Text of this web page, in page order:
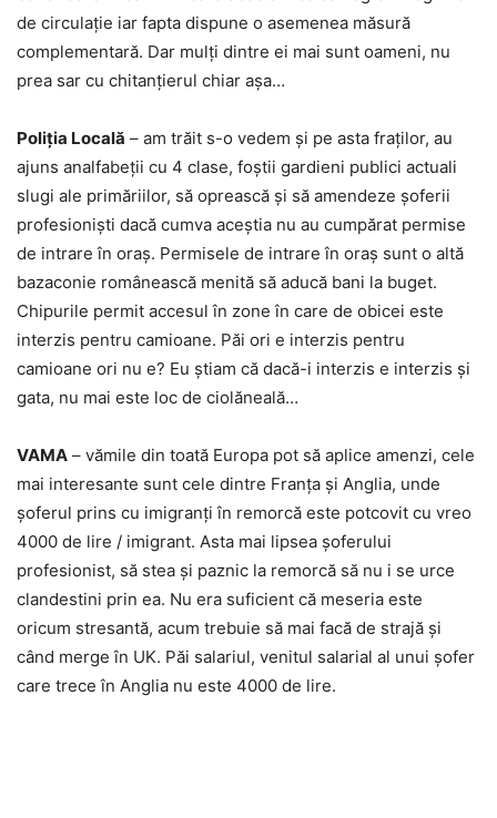
de circulație iar fapta dispune o asemenea măsură
complementară. Dar mulți dintre ei mai sunt oameni, nu
prea sar cu chitanțierul chiar așa…
Poliția Locală – am trăit s-o vedem și pe asta fraților, au
ajuns analfabeții cu 4 clase, foștii gardieni publici actuali
slugi ale primăriilor, să oprească și să amendeze șoferii
profesioniști dacă cumva aceștia nu au cumpărat permise
de intrare în oraș. Permisele de intrare în oraș sunt o altă
bazaconie românească menită să aducă bani la buget.
Chipurile permit accesul în zone în care de obicei este
interzis pentru camioane. Păi ori e interzis pentru
camioane ori nu e? Eu știam că dacă-i interzis e interzis și
gata, nu mai este loc de ciolăneală…
VAMA – vămile din toată Europa pot să aplice amenzi, cele
mai interesante sunt cele dintre Franța și Anglia, unde
șoferul prins cu imigranți în remorcă este potcovit cu vreo
4000 de lire / imigrant. Asta mai lipsea șoferului
profesionist, să stea și paznic la remorcă să nu i se urce
clandestini prin ea. Nu era suficient că meseria este
oricum stresantă, acum trebuie să mai facă de strajă și
când merge în UK. Păi salariul, venitul salarial al unui șofer
care trece în Anglia nu este 4000 de lire.